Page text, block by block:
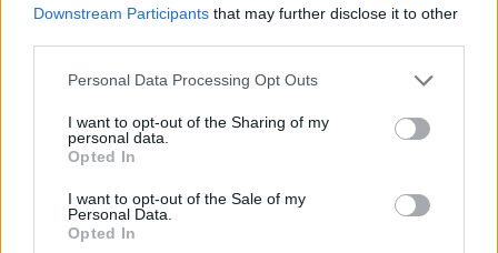
Downstream Participants that may further disclose it to other
Personal Data Processing Opt Outs
I want to opt-out of the Sharing of my
personal data.
Opted In
I want to opt-out of the Sale of my
Personal Data.
Opted In
sostenibilità
INDUSTRIA ARTIGIANATO AGRICOLTURA DEL
12.180 euro
2025-12-19
Fondo di garanzia per le piccole e medie imprese
Banca del Mezzogiorno MedioCredito Centrale S.p.A.